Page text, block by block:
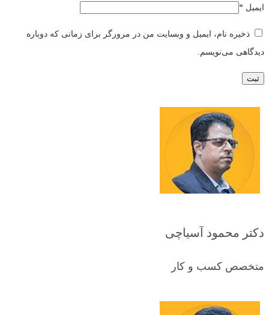
ایمیل *
ذخیره نام، ایمیل و وبسایت من در مرورگر برای زمانی که دوباره
دیدگاهی می‌نویسم.
دکتر محمود آسیاچی
متخصص کسب و کار